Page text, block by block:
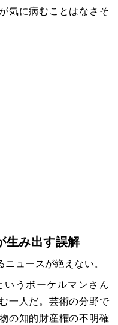
気に病むことはなさそ
生み出す誤解
ュースが絶えない。
いうボーケルマンさん
一人だ。芸術の分野で
の知的財産権の不明確